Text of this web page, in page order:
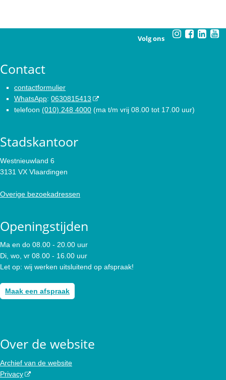
Volg ons
Contact
contactformulier
WhatsApp: 0630815413
telefoon (010) 248 4000 (ma t/m vrij 08.00 tot 17.00 uur)
Stadskantoor
Westnieuwland 6
3131 VX Vlaardingen
Overige bezoekadressen
Openingstijden
Ma en do 08.00 - 20.00 uur
Di, wo, vr 08.00 - 16.00 uur
Let op: wij werken uitsluitend op afspraak!
Maak een afspraak
Over de website
Archief van de website
Privacy